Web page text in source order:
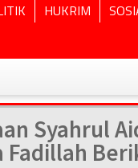
HUKRIM
Syahrul
Fadillah